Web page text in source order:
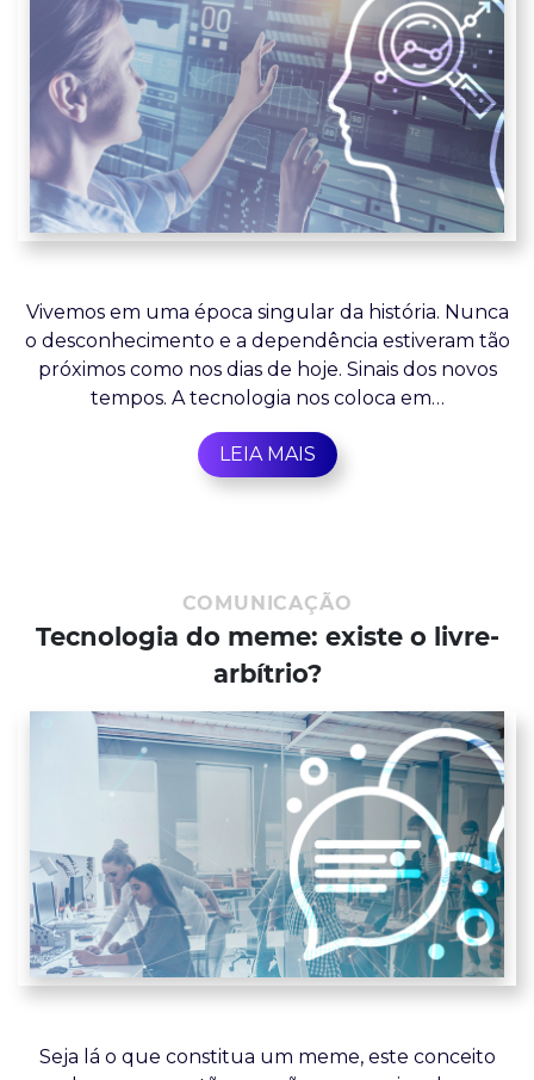
Vivemos em uma época singular da história. Nunca
o desconhecimento e a dependência estiveram tão
próximos como nos dias de hoje. Sinais dos novos
tempos. A tecnologia nos coloca em…
LEIA MAIS
COMUNICAÇÃO
Tecnologia do meme: existe o livre-
arbítrio?
Seja lá o que constitua um meme, este conceito